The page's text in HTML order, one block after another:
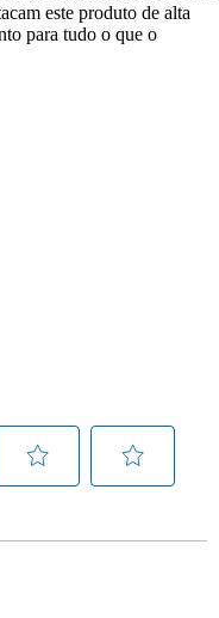
este produto de alta
para tudo o que o